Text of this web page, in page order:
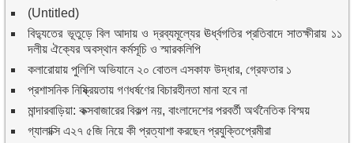
(Untitled)
বিদ্যুতের ভূতুড়ে বিল আদায় ও দ্রব্যমূল্যের ঊর্ধ্বগতির প্রতিবাদে সাতক্ষীরায় ১১
দলীয় ঐক্যের অবস্থান কর্মসূচি ও স্মারকলিপি
কলারোয়ায় পুলিশি অভিযানে ২০ বোতল এসকাফ উদ্ধার, গ্রেফতার ১
প্রশাসনিক নিষ্ক্রিয়তায় গণধর্ষণের বিচারহীনতা মানা হবে না
মান্দারবাড়িয়া: কক্সবাজারের বিকল্প নয়, বাংলাদেশের পরবর্তী অর্থনৈতিক বিস্ময়
গ্যালাক্সি এ২৭ ৫জি নিয়ে কী প্রত্যাশা করছেন প্রযুক্তিপ্রেমীরা